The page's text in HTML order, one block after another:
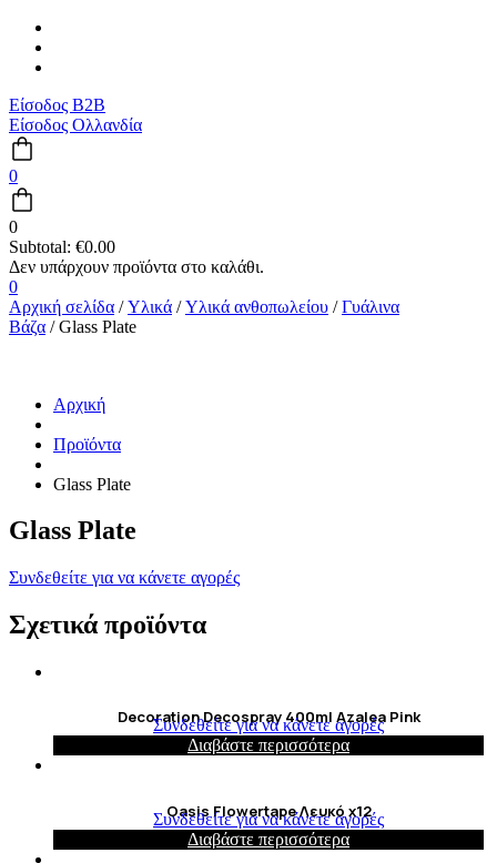
Είσοδος B2B
Είσοδος Ολλανδία
0
0
Subtotal: €0.00
0
Αρχική σελίδα /Υλικά /Υλικά ανθοπωλείου /Γυάλινα
Βάζα / Glass Plate
Αρχική
Προϊόντα
Glass Plate
Glass Plate
Συνδεθείτε για να κάνετε αγορές
Σχετικά προϊόντα
Decoration Decospray 400ml Azalea Pink
Συνδεθείτε για να κάνετε αγορές
Διαβάστε περισσότερα
Oasis Flowertape Λευκό x12
Συνδεθείτε για να κάνετε αγορές
Διαβάστε περισσότερα